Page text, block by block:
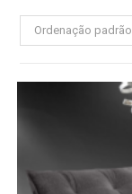
Ordenação padrão